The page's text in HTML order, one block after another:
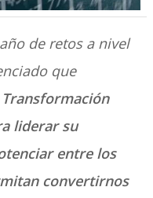
de retos a nivel
que
liderar su
entre los
convertirnos